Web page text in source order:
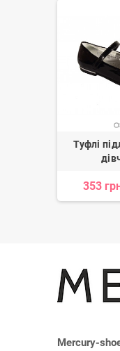
Туфлі
353
Mercury-